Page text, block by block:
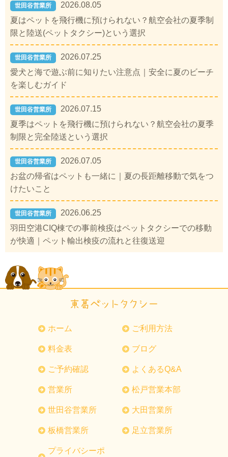
世田谷営業所
2026.08.05
夏はペットを飛行機に預けられない？航空会社の夏季制
限と陸送(ペットタクシー)という選択
世田谷営業所
2026.07.25
愛犬と海で遊ぶ前に知りたい注意点｜安全に夏のビーチ
を楽しむガイド
世田谷営業所
2026.07.15
夏季はペットを飛行機に預けられない？航空会社の夏季
制限と完全陸送という選択
世田谷営業所
2026.07.05
お盆の帰省はペットも一緒に｜夏の長距離移動で気をつ
けたいこと
世田谷営業所
2026.06.25
羽田空港CIQ棟での事前検疫はペットタクシーでの移動
が快適｜ペット輸出検疫の流れと往復送迎
ホーム ご利用方法
料金表 ブログ
ご予約確認 よくあるQ&A
営業所 松戸営業本部
世田谷営業所 大田営業所
板橋営業所 足立営業所
プライバシーポ